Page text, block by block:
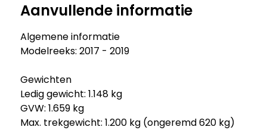
Aanvullende informatie
Algemene informatie
Modelreeks: 2017 - 2019
Gewichten
Ledig gewicht: 1.148 kg
GVW: 1.659 kg
Max. trekgewicht: 1.200 kg (ongeremd 620 kg)